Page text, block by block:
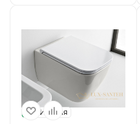
Италия